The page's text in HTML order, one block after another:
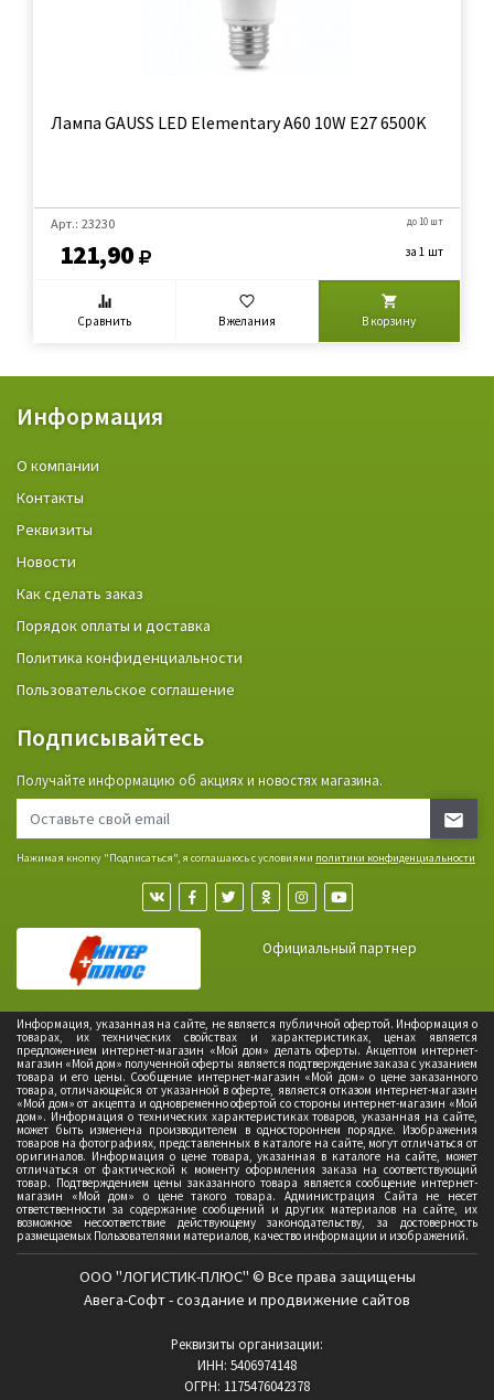
Лампа GAUSS LED Elementary A60 10W E27 6500K
Арт.: 23230
121,90
до 10 шт
за 1 шт
Сравнить В желания В корзину
Информация
О компании
Контакты
Реквизиты
Новости
Как сделать заказ
Порядок оплаты и доставка
Политика конфиденциальности
Пользовательское соглашение
Подписывайтесь
Получайте информацию об акциях и новостях магазина.
Нажимая кнопку "Подписаться", я соглашаюсь с условиями политики конфиденциальности
Официальный партнер
Информация, указанная на сайте, не является публичной офертой. Информация о
товарах, их технических свойствах и характеристиках, ценах является
предложением интернет-магазин «Мой дом» делать оферты. Акцептом интернет-
магазин «Мой дом» полученной оферты является подтверждение заказа с указанием
товара и его цены. Сообщение интернет-магазин «Мой дом» о цене заказанного
товара, отличающейся от указанной в оферте, является отказом интернет-магазин
«Мой дом» от акцепта и одновременно офертой со стороны интернет-магазин «Мой
дом». Информация о технических характеристиках товаров, указанная на сайте,
может быть изменена производителем в одностороннем порядке. Изображения
товаров на фотографиях, представленных в каталоге на сайте, могут отличаться от
оригиналов. Информация о цене товара, указанная в каталоге на сайте, может
отличаться от фактической к моменту оформления заказа на соответствующий
товар. Подтверждением цены заказанного товара является сообщение интернет-
магазин «Мой дом» о цене такого товара. Администрация Сайта не несет
ответственности за содержание сообщений и других материалов на сайте, их
возможное несоответствие действующему законодательству, за достоверность
размещаемых Пользователями материалов, качество информации и изображений.
ООО "ЛОГИСТИК-ПЛЮС" © Все права защищены
Авега-Софт - создание и продвижение сайтов
Реквизиты организации:
ИНН: 5406974148
ОГРН: 1175476042378